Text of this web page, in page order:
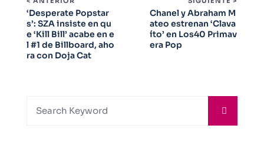
‘Desperate Popstar
s’: SZA insiste en qu
e ‘Kill Bill’ acabe en e
l #1 de Billboard, aho
ra con Doja Cat
Chanel y Abraham M
ateo estrenan ‘Clava
íto’ en Los40 Primav
era Pop